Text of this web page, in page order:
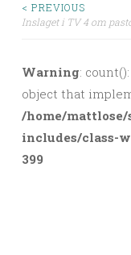
Post
< PREVIOUS
Inslaget i TV 4 om
Warning:
object that
/home/
includes/class-
399